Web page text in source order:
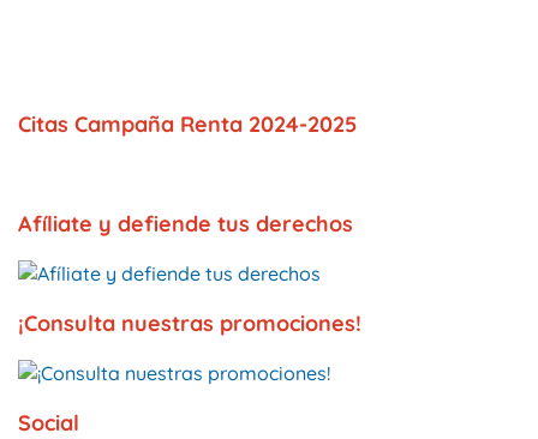
Citas Campaña Renta 2024-2025
Afíliate y defiende tus derechos
¡Consulta nuestras promociones!
Social